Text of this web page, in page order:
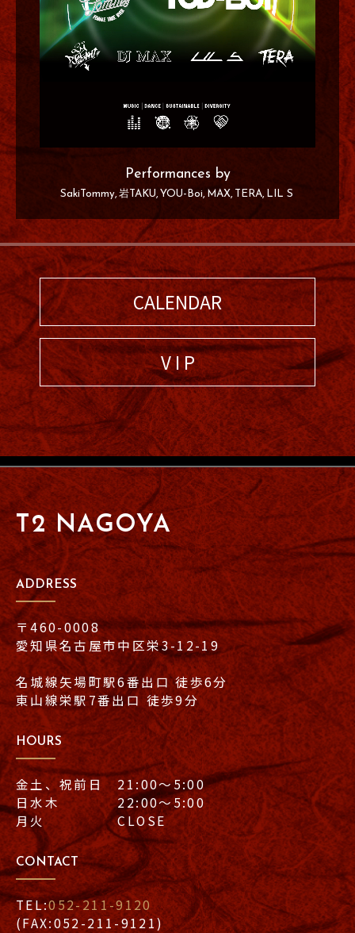
Performances by
SakiTommy 岩TAKU YOU-Boi MAX TERA LIL S
CALENDAR
V I P
T2 NAGOYA
ADDRESS
〒460-0008
愛知県名古屋市中区栄3-12-19
名城線矢場町駅6番出口 徒歩6分
東山線栄駅7番出口 徒歩9分
HOURS
金土、祝前日 21:00〜5:00
日水木 22:00〜5:00
月火 CLOSE
CONTACT
TEL:052-211-9120
(FAX:052-211-9121)